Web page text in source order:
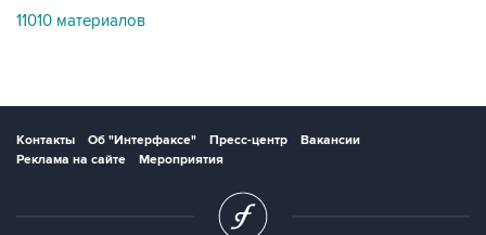
11010 материалов
Контакты Об "Интерфаксе" Пресс-центр
Вакансии
Реклама на сайте
Мероприятия